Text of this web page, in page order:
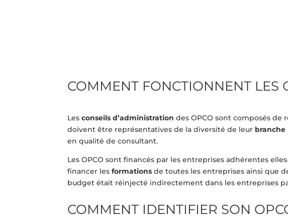
COMMENT FONCTIONNENT LES
Lesconseils d’administration des OPCO sont composés de
doivent être représentatives de la diversité de leur branche
en qualité de consultant.
Les OPCO sont financés par les entreprises adhérentes
financer lesformations de toutes les entreprises ainsi que
budget était réinjecté indirectement dans les entreprises
COMMENT IDENTIFIER SON